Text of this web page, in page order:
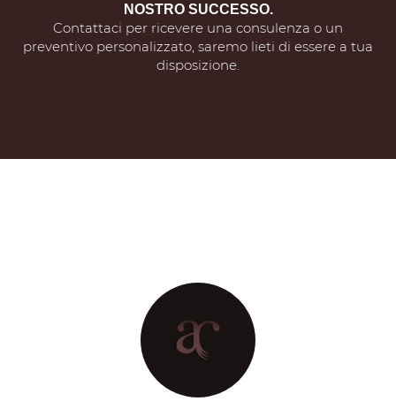
NOSTRO SUCCESSO.
Contattaci per ricevere una consulenza o un
preventivo personalizzato, saremo lieti di essere a tua
disposizione.